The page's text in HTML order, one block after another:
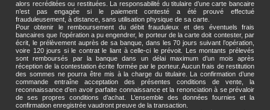
alors recréditées ou restituées. La responsabilité du titulaire d’une carte bancaire
n’est pas engagée si le paiement contesté a été prouvé effectué
frauduleusement, à distance, sans utilisation physique de sa carte.
Pour obtenir le remboursement du débit frauduleux et des éventuels frais
bancaires que l’opération a pu engendrer, le porteur de la carte doit contester, par
écrit, le prélèvement auprès de sa banque, dans les 70 jours suivant l’opération,
voire 120 jours si le contrat le liant à celle-ci le prévoit. Les montants prélevés
sont remboursés par la banque dans un délai maximum d’un mois après
réception de la contestation écrite formée par le porteur. Aucun frais de restitution
des sommes ne pourra être mis à la charge du titulaire. La confirmation d’une
commande entraîne acceptation des présentes conditions de vente, la
reconnaissance d’en avoir parfaite connaissance et la renonciation à se prévaloir
de ses propres conditions d’achat. L’ensemble des données fournies et la
confirmation enregistrée vaudront preuve de la transaction.